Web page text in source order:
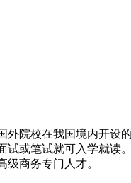
外院校在我国境内开设
试或笔试就可入学就读
级商务专门人才。